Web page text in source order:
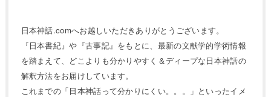
日本神話.comへお越しいただきありがとうございます。
『日本書紀』や『古事記』をもとに、最新の文献学的学術情報
を踏まえて、どこよりも分かりやすく＆ディープな日本神話の
解釈方法をお届けしています。
これまでの「日本神話って分かりにくい。。。」といったイメ